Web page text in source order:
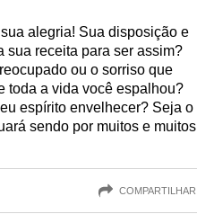
alegria! Sua disposição e
sua receita para ser assim?
ou o sorriso que
toda a vida você espalhou?
espírito envelhecer? Seja o
sendo por muitos e muitos
COMPARTILHAR